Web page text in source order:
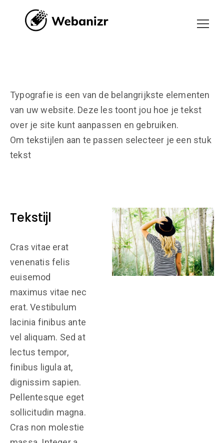
Typografie is een van de belangrijkste elementen
van uw website. Deze les toont jou hoe je tekst
over je site kunt aanpassen en gebruiken.
Om tekstijlen aan te passen selecteer je een stuk
tekst
Tekstijl
Cras vitae erat
venenatis felis
euisemod
maximus vitae nec
erat. Vestibulum
lacinia finibus ante
vel aliquam. Sed at
lectus tempor,
finibus ligula at,
dignissim sapien.
Pellentesque eget
sollicitudin magna.
Cras non molestie